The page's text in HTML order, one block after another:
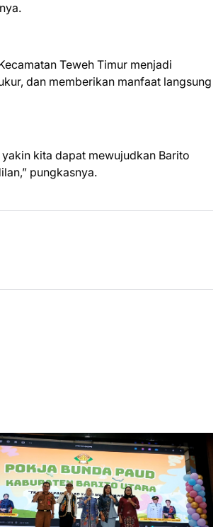
Teweh Timur menjadi
dan memberikan manfaat langsung
kita dapat mewujudkan Barito
pungkasnya.